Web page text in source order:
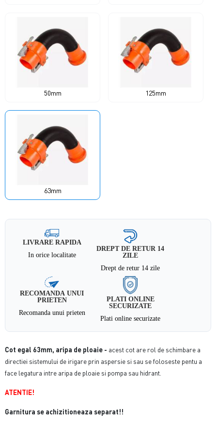
50mm 125mm
63mm
LIVRARE RAPIDA
In orice localitate
DREPT DE RETUR 14
ZILE
Drept de retur 14 zile
RECOMANDA UNUI
PRIETEN
Recomanda unui prieten
PLATI ONLINE
SECURIZATE
Plati online securizate
Cot egal 63mm, aripa de ploaie - acest cot are rol de schimbare a
directiei sistemului de irigare prin aspersie si sau se foloseste pentu a
face legatura intre aripa de ploaie si pompa sau hidrant.
ATENTIE!
Garnitura se achizitioneaza separat!!